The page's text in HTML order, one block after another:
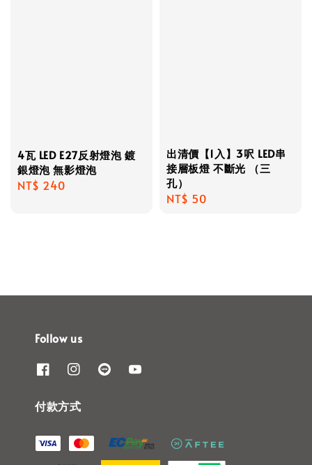
4瓦 LED E27反射燈泡 鍍
銀燈泡 無影燈泡
Regular
NT$ 240
出清價【1入】3呎 LED串
接層板燈 不斷光 （三
孔）
Regular
NT$ 50
Follow us
付款方式